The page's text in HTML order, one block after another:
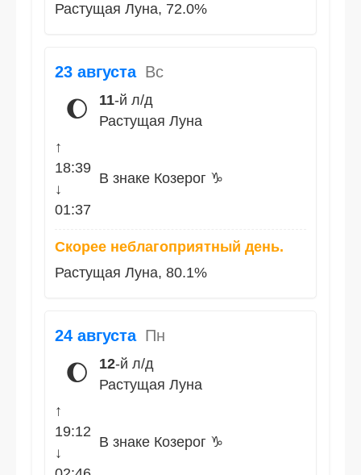
Растущая Луна, 72.0%
23 августа Вс
🌔 11-й л/д
Растущая Луна
↑
18:39
↓
01:37
В знаке Козерог ♑
Скорее неблагоприятный день.
Растущая Луна, 80.1%
24 августа Пн
🌔 12-й л/д
Растущая Луна
↑
19:12
↓
В знаке Козерог ♑